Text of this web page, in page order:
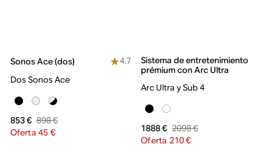
Sonos Ace (dos)
4.7
Dos Sonos Ace
853 € 898 €
Oferta 45 €
Sistema de entretenimiento
prémium con Arc Ultra
Arc Ultra y Sub 4
1888 € 2098 €
Oferta 210 €